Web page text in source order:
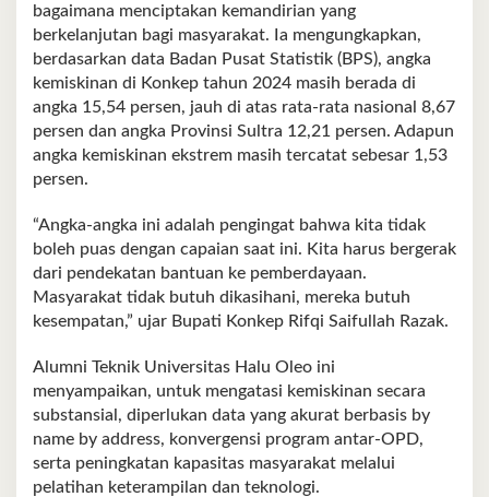
bagaimana menciptakan kemandirian yang
berkelanjutan bagi masyarakat. Ia mengungkapkan,
berdasarkan data Badan Pusat Statistik (BPS), angka
kemiskinan di Konkep tahun 2024 masih berada di
angka 15,54 persen, jauh di atas rata-rata nasional 8,67
persen dan angka Provinsi Sultra 12,21 persen. Adapun
angka kemiskinan ekstrem masih tercatat sebesar 1,53
persen.
“Angka-angka ini adalah pengingat bahwa kita tidak
boleh puas dengan capaian saat ini. Kita harus bergerak
dari pendekatan bantuan ke pemberdayaan.
Masyarakat tidak butuh dikasihani, mereka butuh
kesempatan,” ujar Bupati Konkep Rifqi Saifullah Razak.
Alumni Teknik Universitas Halu Oleo ini
menyampaikan, untuk mengatasi kemiskinan secara
substansial, diperlukan data yang akurat berbasis by
name by address, konvergensi program antar-OPD,
serta peningkatan kapasitas masyarakat melalui
pelatihan keterampilan dan teknologi.